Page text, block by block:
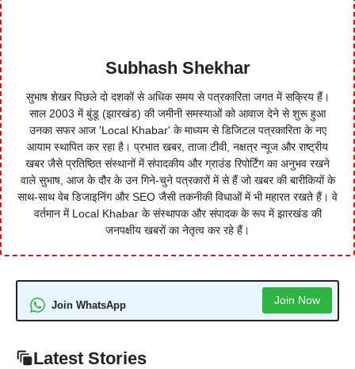
Subhash Shekhar
सुभाष शेखर पिछले दो दशकों से अधिक समय से पत्रकारिता जगत में सक्रिय हैं।
साल 2003 में बुंडू (झारखंड) की जमीनी समस्याओं को आवाज देने से शुरू हुआ
उनका सफर आज 'Local Khabar' के माध्यम से डिजिटल पत्रकारिता के नए
आयाम स्थापित कर रहा है। प्रभात खबर, ताजा टीवी, नक्षत्र न्यूज और राष्ट्रीय
खबर जैसे प्रतिष्ठित संस्थानों में संपादकीय और ग्राउंड रिपोर्टिंग का अनुभव रखने
वाले सुभाष, आज के दौर के उन गिने-चुने पत्रकारों में से हैं जो खबर की बारीकियों के
साथ-साथ वेब डिजाइनिंग और SEO जैसी तकनीकी विधाओं में भी महारत रखते हैं। वे
वर्तमान में Local Khabar के संस्थापक और संपादक के रूप में झारखंड की
जनपक्षीय खबरों का नेतृत्व कर रहे हैं।
Join WhatsApp Join Now
Latest Stories